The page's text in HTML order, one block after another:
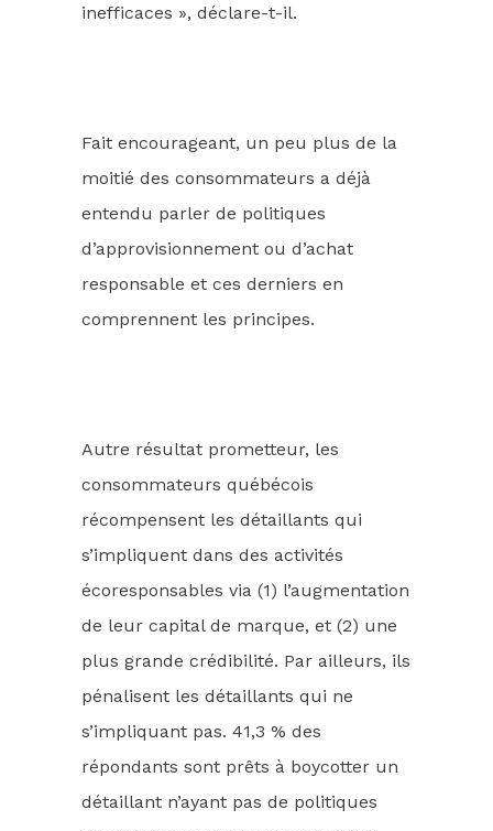
inefficaces », déclare-t-il.
Fait encourageant, un peu plus de la
moitié des consommateurs a déjà
entendu parler de politiques
d’approvisionnement ou d’achat
responsable et ces derniers en
comprennent les principes.
Autre résultat prometteur, les
consommateurs québécois
récompensent les détaillants qui
s’impliquent dans des activités
écoresponsables via (1) l’augmentation
de leur capital de marque, et (2) une
plus grande crédibilité. Par ailleurs, ils
pénalisent les détaillants qui ne
s’impliquant pas. 41,3 % des
répondants sont prêts à boycotter un
détaillant n’ayant pas de politiques